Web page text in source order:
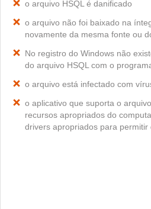
o arquivo HSQL é danificado
o arquivo não foi baixado na
novamente da mesma fonte ou
No registro do Windows não
do arquivo HSQL com o
o arquivo está infectado com
o aplicativo que suporta o
recursos apropriados do
drivers apropriados para